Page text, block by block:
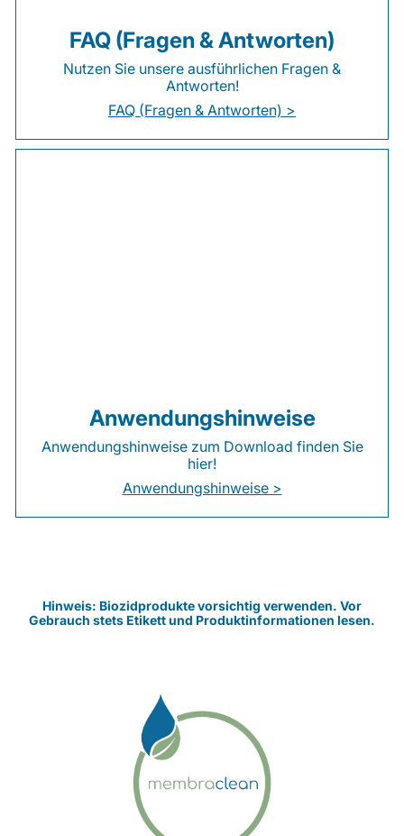
FAQ (Fragen & Antworten)
Nutzen Sie unsere ausführlichen Fragen &
Antworten!
FAQ (Fragen & Antworten) >
Anwendungshinweise
Anwendungshinweise zum Download finden Sie
hier!
Anwendungshinweise >
Hinweis: Biozidprodukte vorsichtig verwenden. Vor
Gebrauch stets Etikett und Produktinformationen lesen.